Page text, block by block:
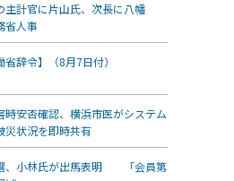
主計官に片山氏、次長に八幡
人事
省辞令】（8月7日付）
時安否確認、横浜市医がシステム
状況を即時共有
、小林氏が出馬表明 「会員第